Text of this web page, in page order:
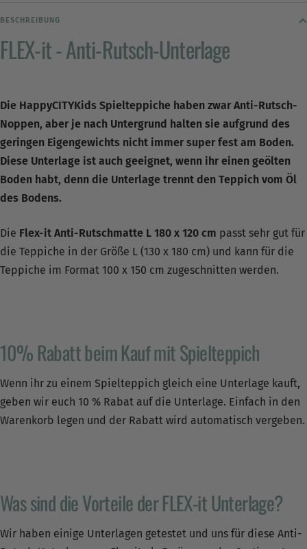
BESCHREIBUNG
FLEX-it - Anti-Rutsch-Unterlage
Die HappyCITYKids Spielteppiche haben zwar Anti-Rutsch-
Noppen, aber je nach Untergrund halten sie aufgrund des
geringen Eigengewichts nicht immer super fest am Boden.
Diese Unterlage ist auch geeignet, wenn ihr einen geölten
Boden habt, denn die Unterlage trennt den Teppich vom Öl
des Bodens.
Die Flex-it Anti-Rutschmatte L 180 x 120 cm passt sehr gut für
die Teppiche in der Größe L (130 x 180 cm) und kann für die
Teppiche im Format 100 x 150 cm zugeschnitten werden.
10% Rabatt beim Kauf mit Spielteppich
Wenn ihr zu einem Spielteppich gleich eine Unterlage kauft,
geben wir euch 10 % Rabat auf die Unterlage. Einfach in den
Warenkorb legen und der Rabatt wird automatisch vergeben.
Was sind die Vorteile der FLEX-it Unterlage?
Wir haben einige Unterlagen getestet und uns für diese Anti-